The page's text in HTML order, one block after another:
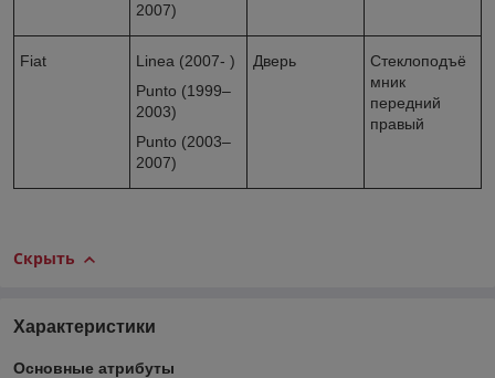
2007)
Fiat
Linea (2007- )
Punto (1999–
2003)
Punto (2003–
2007)
Дверь
Стеклоподъё
мник
передний
правый
Скрыть
Характеристики
Основные атрибуты